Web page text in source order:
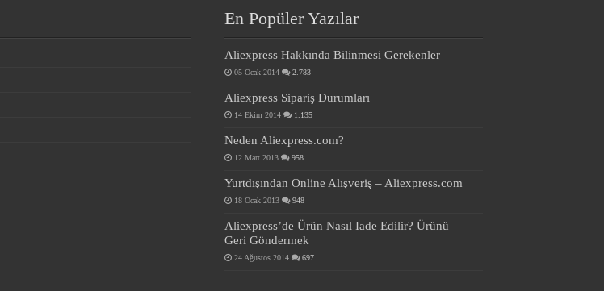
En Popüler Yazılar
Aliexpress Hakkında Bilinmesi Gerekenler
05 Ocak 2014 2.783
Aliexpress Sipariş Durumları
14 Ekim 2014 1.135
Neden Aliexpress.com?
12 Mart 2013 958
Yurtdışından Online Alışveriş – Aliexpress.com
18 Ocak 2013 948
Aliexpress’de Ürün Nasıl Iade Edilir? Ürünü
Geri Göndermek
24 Ağustos 2014 697